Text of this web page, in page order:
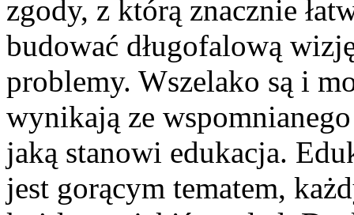
zgody, z którą znacznie
budować długofalową
problemy. Wszelako są i
wynikają ze
jaką stanowi edukacja.
jest gorącym tematem,